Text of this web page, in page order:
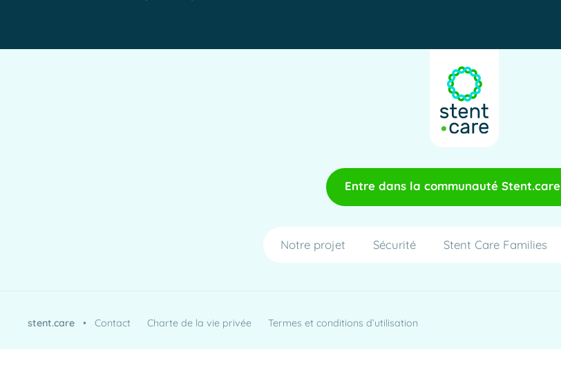
Entre dans la communauté Stent.care
Notre projet Sécurité Stent Care Families
stent.care •Contact Charte de la vie privée Termes et conditions d’utilisation